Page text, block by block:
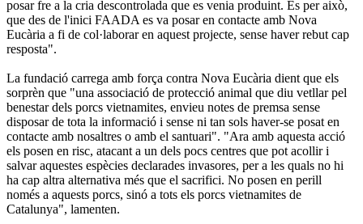
posar fre a la cria descontrolada que es venia produint. És per això,
que des de l'inici FAADA es va posar en contacte amb Nova
Eucària a fi de col·laborar en aquest projecte, sense haver rebut cap
resposta".
La fundació carrega amb força contra Nova Eucària dient que els
sorprèn que "una associació de protecció animal que diu vetllar pel
benestar dels porcs vietnamites, envieu notes de premsa sense
disposar de tota la informació i sense ni tan sols haver-se posat en
contacte amb nosaltres o amb el santuari". "Ara amb aquesta acció
els posen en risc, atacant a un dels pocs centres que pot acollir i
salvar aquestes espècies declarades invasores, per a les quals no hi
ha cap altra alternativa més que el sacrifici. No posen en perill
només a aquests porcs, sinó a tots els porcs vietnamites de
Catalunya", lamenten.